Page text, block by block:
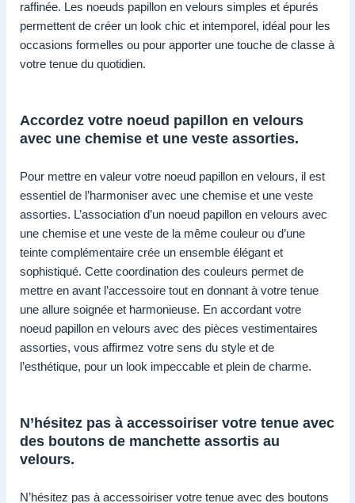
raffinée. Les noeuds papillon en velours simples et épurés
permettent de créer un look chic et intemporel, idéal pour les
occasions formelles ou pour apporter une touche de classe à
votre tenue du quotidien.
Accordez votre noeud papillon en velours
avec une chemise et une veste assorties.
Pour mettre en valeur votre noeud papillon en velours, il est
essentiel de l’harmoniser avec une chemise et une veste
assorties. L’association d’un noeud papillon en velours avec
une chemise et une veste de la même couleur ou d’une
teinte complémentaire crée un ensemble élégant et
sophistiqué. Cette coordination des couleurs permet de
mettre en avant l’accessoire tout en donnant à votre tenue
une allure soignée et harmonieuse. En accordant votre
noeud papillon en velours avec des pièces vestimentaires
assorties, vous affirmez votre sens du style et de
l’esthétique, pour un look impeccable et plein de charme.
N’hésitez pas à accessoiriser votre tenue avec
des boutons de manchette assortis au
velours.
N’hésitez pas à accessoiriser votre tenue avec des boutons